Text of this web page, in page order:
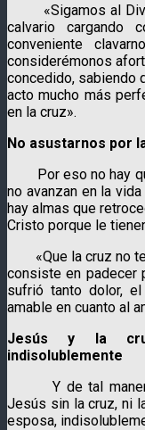
«Sigamos al
calvario cargando
conveniente
considerémonos
concedido, sabiendo
acto mucho más
en la cruz».
No asustarnos por
Por eso no hay
no avanzan en la
hay almas que
Cristo porque le
«Que la cruz no te
consiste en padecer
sufrió tanto dolor,
amable en cuanto al
Jesús y la
indisolublemente
Y de tal manera
Jesús sin la cruz, ni
esposa,